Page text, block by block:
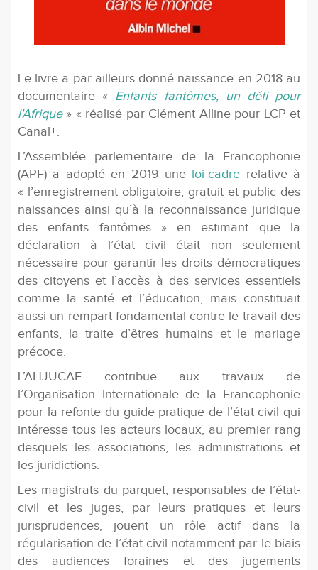
Le livre a par ailleurs donné naissance en 2018 au
documentaire « Enfants fantômes, un défi pour
l'Afrique » « réalisé par Clément Alline pour LCP et
Canal+.
L’Assemblée parlementaire de la Francophonie
(APF) a adopté en 2019 une loi-cadre relative à
« l’enregistrement obligatoire, gratuit et public des
naissances ainsi qu’à la reconnaissance juridique
des enfants fantômes » en estimant que la
déclaration à l’état civil était non seulement
nécessaire pour garantir les droits démocratiques
des citoyens et l’accès à des services essentiels
comme la santé et l’éducation, mais constituait
aussi un rempart fondamental contre le travail des
enfants, la traite d’êtres humains et le mariage
précoce.
L’AHJUCAF contribue aux travaux de
l’Organisation Internationale de la Francophonie
pour la refonte du guide pratique de l’état civil qui
intéresse tous les acteurs locaux, au premier rang
desquels les associations, les administrations et
les juridictions.
Les magistrats du parquet, responsables de l’état-
civil et les juges, par leurs pratiques et leurs
jurisprudences, jouent un rôle actif dans la
régularisation de l’état civil notamment par le biais
des audiences foraines et des jugements